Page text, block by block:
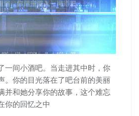
一间小酒吧。当走进其中时，你
。你的目光落在了吧台前的美丽
并和她分享你的故事，这个难忘
你的回忆之中